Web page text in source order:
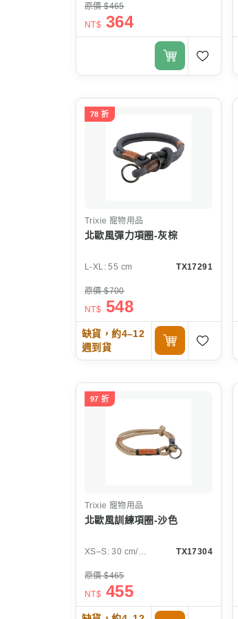
原價 $465
NT$ 364
78 折
Trixie 寵物用品
北歐風彈力項圈-灰棕
L-XL: 55 cm TX17291
原價 $700
NT$ 548
缺貨，約4–12
週到貨
97 折
Trixie 寵物用品
北歐風訓練項圈-沙色
XS–S: 30 cm/ø 6 mm TX17304
原價 $465
NT$ 455